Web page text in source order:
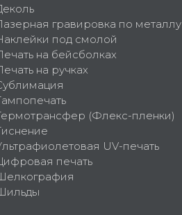
гравировка по металлу
под смолой
на бейсболках
на ручках
(Флекс-пленки)
UV-печать
печать